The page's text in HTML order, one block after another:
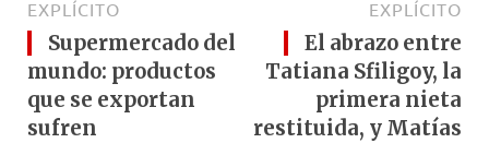
EXPLÍCITO
Supermercado del
mundo: productos
que se exportan
sufren
EXPLÍCITO
El abrazo entre
Tatiana Sfiligoy, la
primera nieta
restituida, y Matías